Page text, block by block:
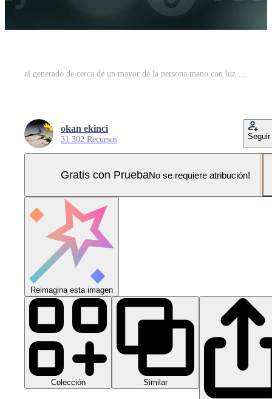
ai generado de cerca de un mayor de la persona mano con luz de sol y bokeh Foto Pro
okan ekinci
31.302 Recursos Seguir
Gratis con PruebaNo se requiere atribución!
Reimagina esta imagen
Colección Similar